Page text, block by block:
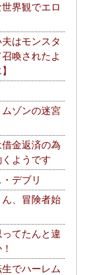
界観でエロ
夫はモンスタ
喚されたよ
ゾンの迷宮
借金返済の為
ようです
デブリ
、冒険者始
ってたんと違
でハーレム